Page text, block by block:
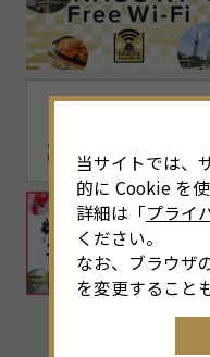
当サイトでは、
的に Cookie を使
詳細は「プライ
ください。
なお、ブラウザ
を変更すること